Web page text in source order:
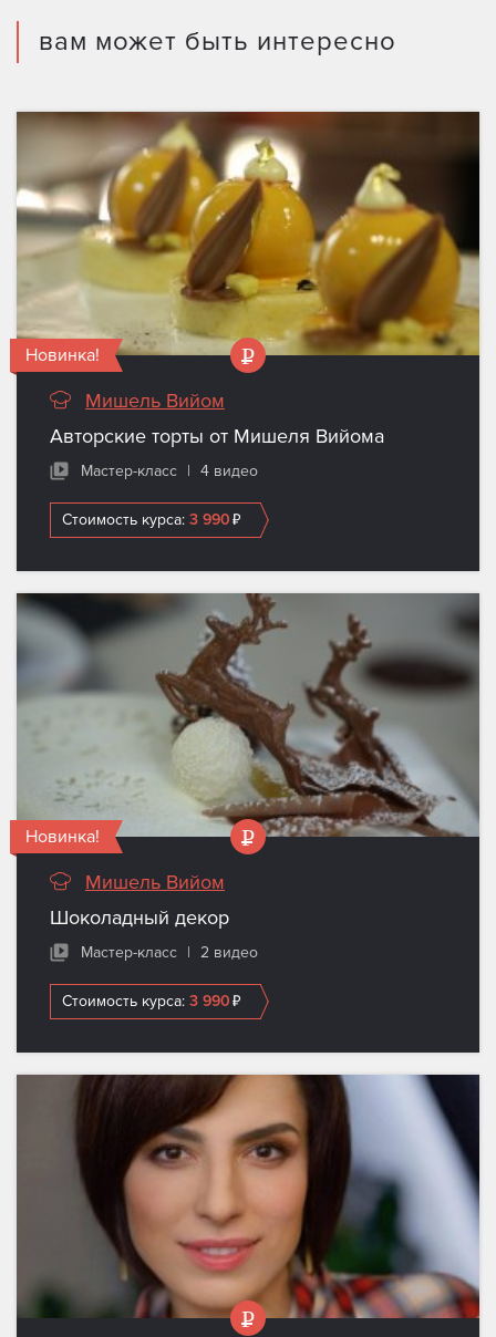
вам может быть интересно
Мишель Вийом
Авторские торты от Мишеля Вийома
Мастер-класс | 4 видео
Стоимость курса: 3 990 ₽
Новинка!
Мишель Вийом
Шоколадный декор
Мастер-класс | 2 видео
Стоимость курса: 3 990 ₽
Новинка!